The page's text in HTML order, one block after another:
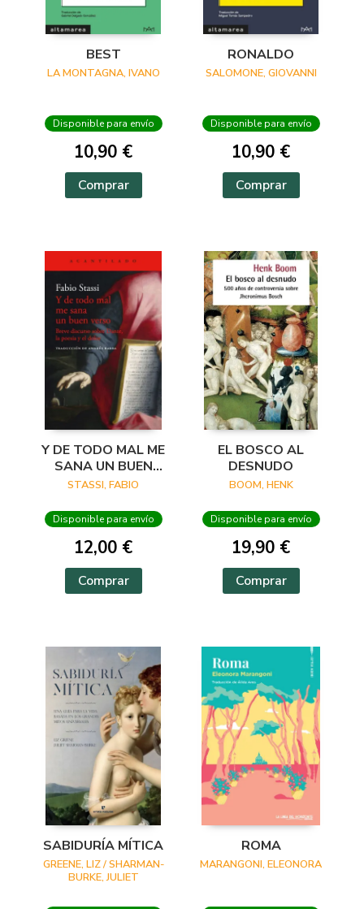
BEST
LA MONTAGNA, IVANO
Disponible para envío
10,90 €
Comprar
RONALDO
SALOMONE, GIOVANNI
Disponible para envío
10,90 €
Comprar
Y DE TODO MAL ME
SANA UN BUEN
VERSO
STASSI, FABIO
Disponible para envío
12,00 €
Comprar
EL BOSCO AL
DESNUDO
BOOM, HENK
Disponible para envío
19,90 €
Comprar
SABIDURÍA MÍTICA
GREENE, LIZ / SHARMAN-
BURKE, JULIET
ROMA
MARANGONI, ELEONORA